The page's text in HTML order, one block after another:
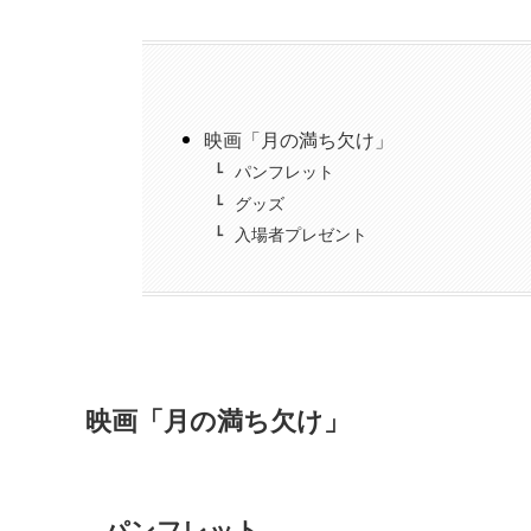
映画「月の満ち欠け」
パンフレット
グッズ
入場者プレゼント
映画「月の満ち欠け」